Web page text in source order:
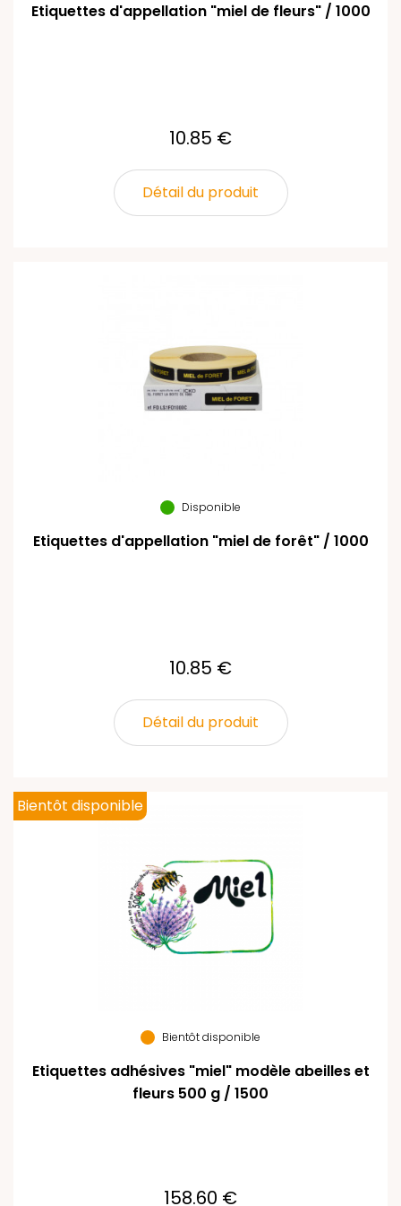
Etiquettes d'appellation "miel de fleurs" / 1000
10.85 €
Détail du produit
Disponible
Etiquettes d'appellation "miel de forêt" / 1000
10.85 €
Détail du produit
Bientôt disponible
Etiquettes adhésives "miel" modèle abeilles et
fleurs 500 g / 1500
158.60 €
Bientôt disponible